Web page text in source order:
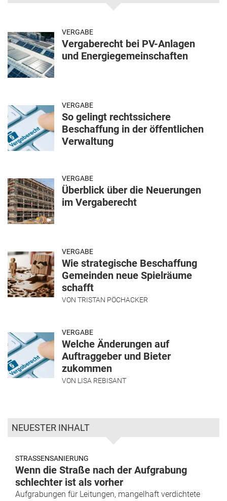
VERGABE
Vergaberecht bei PV-Anlagen
und Energiegemeinschaften
VERGABE
So gelingt rechtssichere
Beschaffung in der öffentlichen
Verwaltung
VERGABE
Überblick über die Neuerungen
im Vergaberecht
VERGABE
Wie strategische Beschaffung
Gemeinden neue Spielräume
schafft
VON TRISTAN PÖCHACKER
VERGABE
Welche Änderungen auf
Auftraggeber und Bieter
zukommen
VON LISA REBISANT
NEUESTER INHALT
STRASSENSANIERUNG
Wenn die Straße nach der Aufgrabung
schlechter ist als vorher
Aufgrabungen für Leitungen, mangelhaft verdichtete